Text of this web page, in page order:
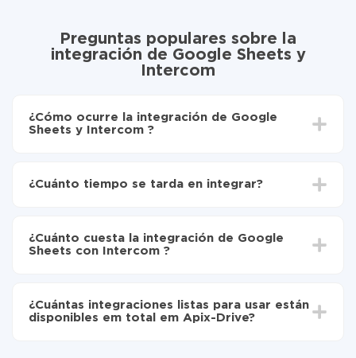
Preguntas populares sobre la
integración de Google Sheets y
Intercom
¿Cómo ocurre la integración de Google
Sheets y Intercom ?
Elija qué datos transferir de Google Sheets a
Ahora los datos se transferirán automáticamente
de Google Sheets a Intercom
¿Cuánto tiempo se tarda en integrar?
oscilar entre 5 y 30 minutos. En promedio, la
configuración tarda entre 10 y 15 minutos.
¿Cuánto cuesta la integración de Google
Sheets con Intercom ?
tarifas. Usted solo paga por la cantidad de datos que
realmente se transfieren de uno de sus sistemas a otro
¿Cuántas integraciones listas para usar están
disponibles em total em Apix-Drive?